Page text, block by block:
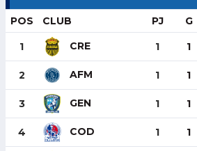
POS CLUB PJ G
1 CRE 1 1
2 AFM 1 1
3 GEN 1 1
4 COD 1 1